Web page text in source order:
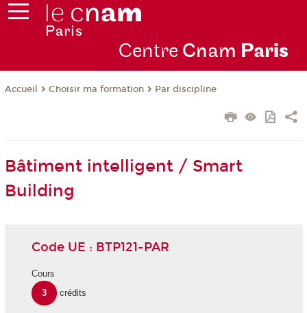
Centre Cnam Paris
Accueil Choisir ma formation Par discipline
Bâtiment intelligent / Smart
Building
Code UE : BTP121-PAR
Cours
3
crédits